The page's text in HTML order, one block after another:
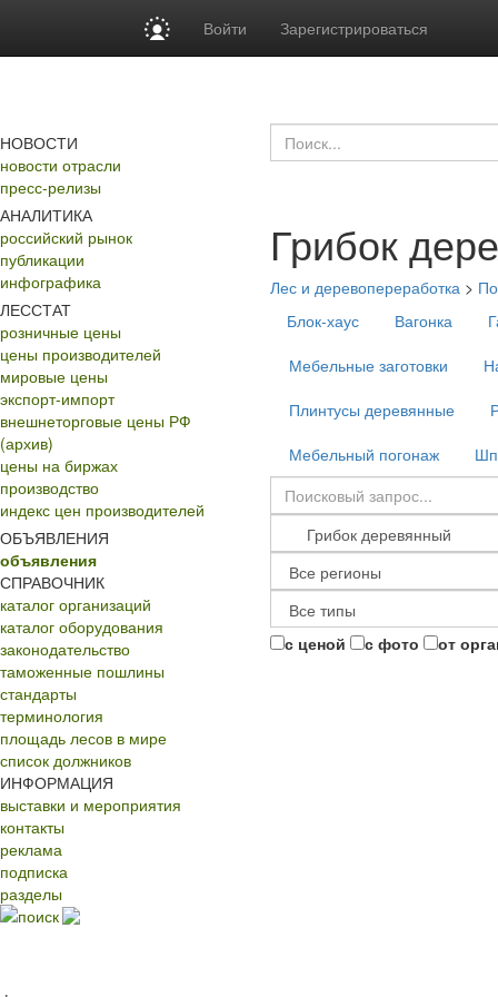
Войти Зарегистрироваться
НОВОСТИ
новости отрасли
пресс-релизы
АНАЛИТИКА
российский рынок
публикации
инфографика
ЛЕССТАТ
розничные цены
цены производителей
мировые цены
экспорт-импорт
внешнеторговые цены РФ
(архив)
цены на биржах
производство
индекс цен производителей
ОБЪЯВЛЕНИЯ
объявления
СПРАВОЧНИК
каталог организаций
каталог оборудования
законодательство
таможенные пошлины
стандарты
терминология
площадь лесов в мире
список должников
ИНФОРМАЦИЯ
выставки и мероприятия
контакты
реклама
подписка
разделы
поиск
Грибок
Лес и деревопереработка >
Блок-хаус
Вагонка
Мебельные заготовки
Плинтусы деревянные
Мебельный погонаж
с ценой с фото от